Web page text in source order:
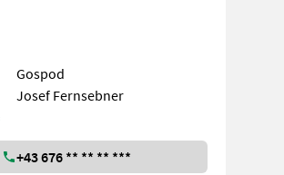
Gospod
Josef Fernsebner
+43 676 ** ** ** ***